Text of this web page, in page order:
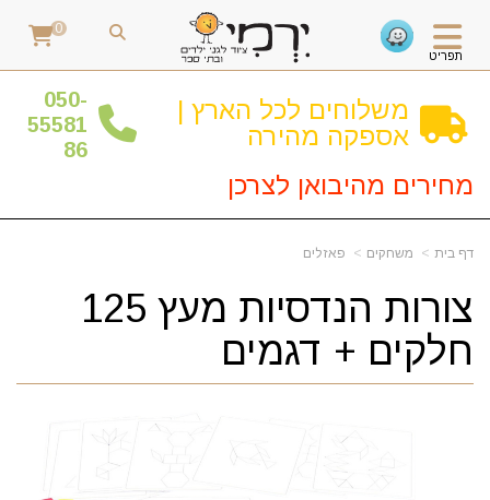
תפריט
0
משלוחים לכל הארץ |
אספקה מהירה
050-
55581
86
מחירים מהיבואן לצרכן
דף בית משחקים פאזלים
צורות הנדסיות מעץ 125
חלקים + דגמים